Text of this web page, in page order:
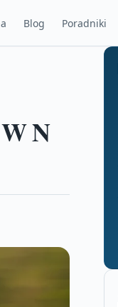
Blog Poradniki
N